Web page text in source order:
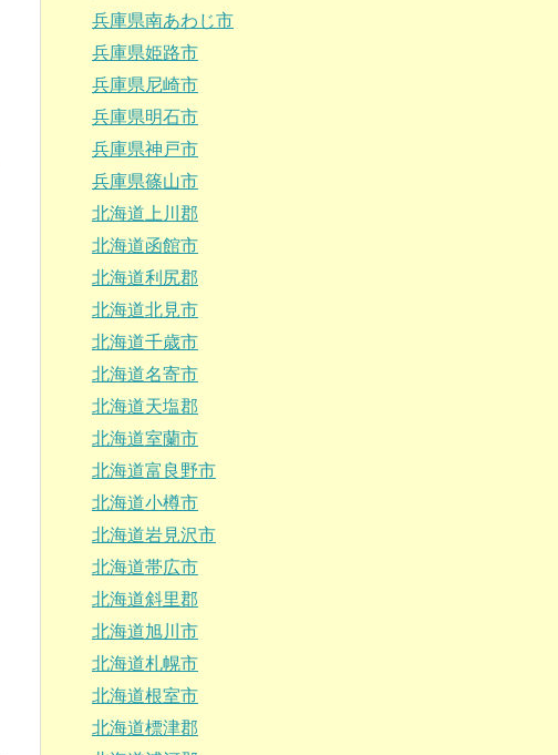
兵庫県南あわじ市
兵庫県姫路市
兵庫県尼崎市
兵庫県明石市
兵庫県神戸市
兵庫県篠山市
北海道上川郡
北海道函館市
北海道利尻郡
北海道北見市
北海道千歳市
北海道名寄市
北海道天塩郡
北海道室蘭市
北海道富良野市
北海道小樽市
北海道岩見沢市
北海道帯広市
北海道斜里郡
北海道旭川市
北海道札幌市
北海道根室市
北海道標津郡